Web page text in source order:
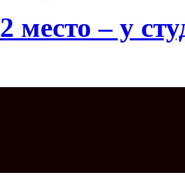
2 место – у